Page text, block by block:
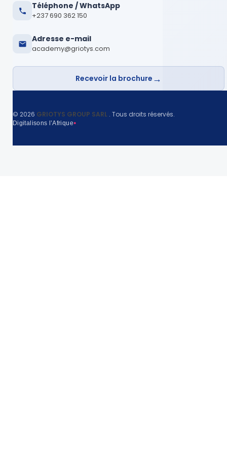
Téléphone / WhatsApp
+237 690 362 150
Adresse e-mail
academy@griotys.com
Recevoir la brochure →
© 2026 GRIOTYS GROUP SARL . Tous droits réservés.
Digitalisons l’Afrique●